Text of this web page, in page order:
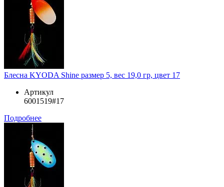
Блесна KYODA Shine размер 5, вес 19,0 гр, цвет 17
Артикул
6001519#17
Подробнее